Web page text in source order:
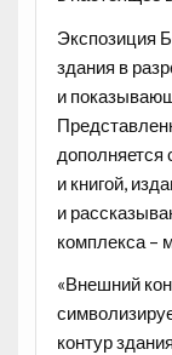
Экспозиция
здания в
и
дополняется
и книгой,
и
комплекса –
«Внешний
контур